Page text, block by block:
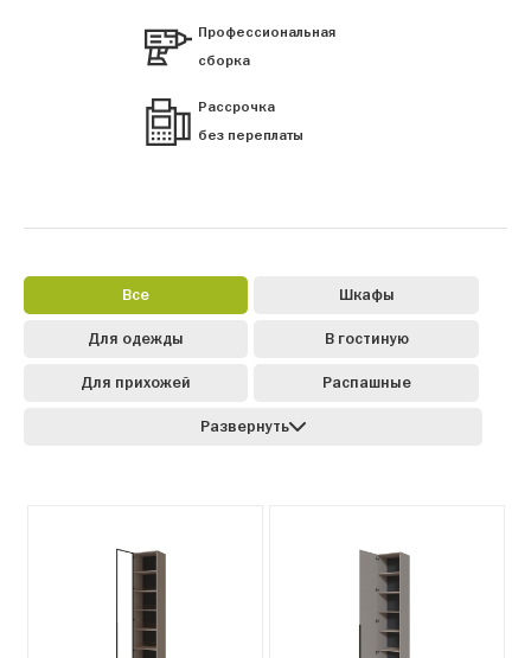
Профессиональная
сборка
Рассрочка
без переплаты
Все Шкафы
Для одежды В гостиную
Для прихожей Распашные
Развернуть